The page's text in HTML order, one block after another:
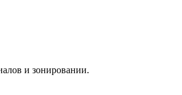
и зонировании.